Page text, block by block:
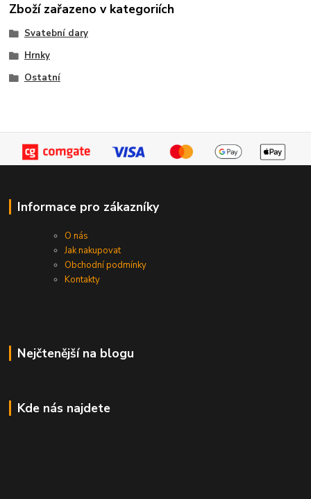
Zboží zařazeno v kategoriích
Svatební dary
Hrnky
Ostatní
Informace pro zákazníky
O nás
Jak nakupovat
Obchodní podmínky
Kontakty
Nejčtenější na blogu
Kde nás najdete